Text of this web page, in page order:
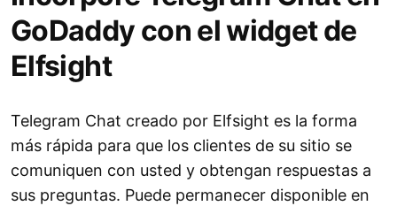
GoDaddy con el widget de
Elfsight
Telegram Chat creado por Elfsight es la forma
más rápida para que los clientes de su sitio se
comuniquen con usted y obtengan respuestas a
sus preguntas. Puede permanecer disponible en